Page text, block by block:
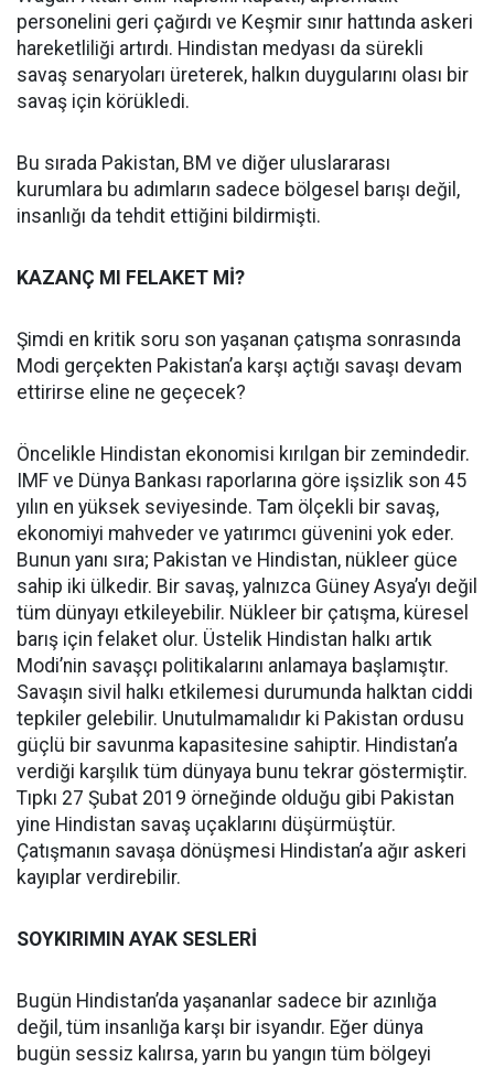
personelini geri çağırdı ve Keşmir sınır hattında askeri
hareketliliği artırdı. Hindistan medyası da sürekli
savaş senaryoları üreterek, halkın duygularını olası bir
savaş için körükledi.
Bu sırada Pakistan, BM ve diğer uluslararası
kurumlara bu adımların sadece bölgesel barışı değil,
insanlığı da tehdit ettiğini bildirmişti.
KAZANÇ MI FELAKET Mİ?
Şimdi en kritik soru son yaşanan çatışma sonrasında
Modi gerçekten Pakistan’a karşı açtığı savaşı devam
ettirirse eline ne geçecek?
Öncelikle Hindistan ekonomisi kırılgan bir zemindedir.
IMF ve Dünya Bankası raporlarına göre işsizlik son 45
yılın en yüksek seviyesinde. Tam ölçekli bir savaş,
ekonomiyi mahveder ve yatırımcı güvenini yok eder.
Bunun yanı sıra; Pakistan ve Hindistan, nükleer güce
sahip iki ülkedir. Bir savaş, yalnızca Güney Asya’yı değil
tüm dünyayı etkileyebilir. Nükleer bir çatışma, küresel
barış için felaket olur. Üstelik Hindistan halkı artık
Modi’nin savaşçı politikalarını anlamaya başlamıştır.
Savaşın sivil halkı etkilemesi durumunda halktan ciddi
tepkiler gelebilir. Unutulmamalıdır ki Pakistan ordusu
güçlü bir savunma kapasitesine sahiptir. Hindistan’a
verdiği karşılık tüm dünyaya bunu tekrar göstermiştir.
Tıpkı 27 Şubat 2019 örneğinde olduğu gibi Pakistan
yine Hindistan savaş uçaklarını düşürmüştür.
Çatışmanın savaşa dönüşmesi Hindistan’a ağır askeri
kayıplar verdirebilir.
SOYKIRIMIN AYAK SESLERİ
Bugün Hindistan’da yaşananlar sadece bir azınlığa
değil, tüm insanlığa karşı bir isyandır. Eğer dünya
bugün sessiz kalırsa, yarın bu yangın tüm bölgeyi